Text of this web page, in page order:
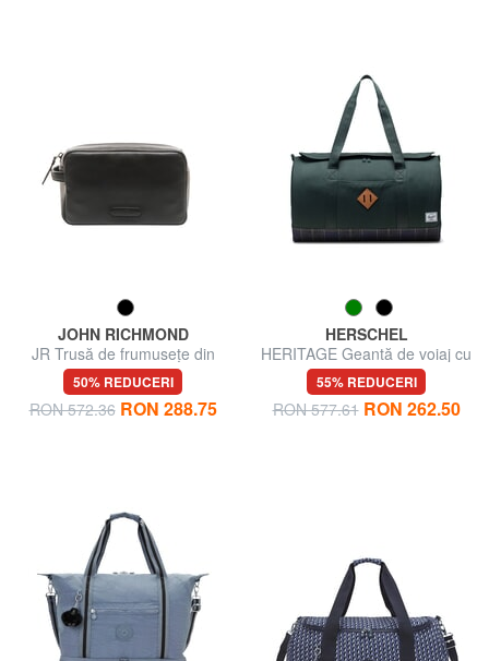
JOHN RICHMOND
JR Trusă de frumusețe din
piele
50% REDUCERI
RON 572.36 RON 288.75
HERSCHEL
HERITAGE Geantă de voiaj cu
curea de umăr
55% REDUCERI
RON 577.61 RON 262.50